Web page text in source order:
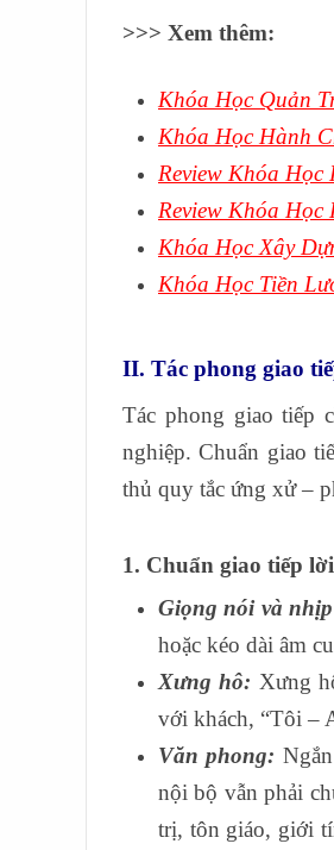
>>> Xem thêm:
Khóa Học Quản
Khóa Học Hành
Review Khóa
Review Khóa
Khóa Học Xây
Khóa Học Tiền
II. Tác phong giao
Tác phong giao tiếp
nghiệp. Chuẩn giao
thủ quy tắc ứng xử –
1. Chuẩn giao tiếp
Giọng nói và
hoặc kéo dài âm
Xưng hô: Xưng
với khách, “Tôi –
Văn phong:
nội bộ vẫn phải
trị, tôn giáo, giới